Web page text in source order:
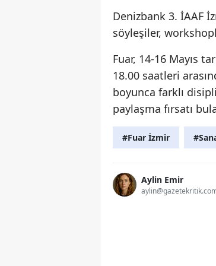
Denizbank 3. İAAF
söyleşiler,
Fuar, 14-16 Mayıs
18.00 saatleri
boyunca farklı
paylaşma fırsatı
#Fuar İzmir
Aylin Emir